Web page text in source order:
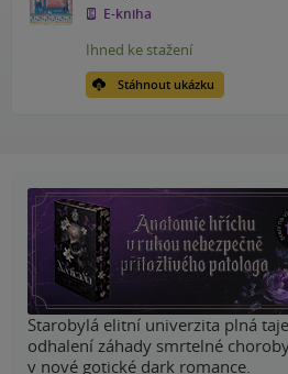
E-kniha
Stáhnout ukázku
Ihned ke stažení
Starobylá elitní univerzita plná
odhalení záhady smrtelné
v nové gotické dark romance.